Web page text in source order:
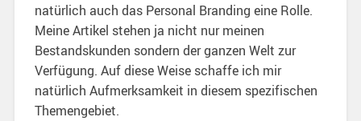
natürlich auch das Personal Branding eine Rolle.
Meine Artikel stehen ja nicht nur meinen
Bestandskunden sondern der ganzen Welt zur
Verfügung. Auf diese Weise schaffe ich mir
natürlich Aufmerksamkeit in diesem spezifischen
Themengebiet.